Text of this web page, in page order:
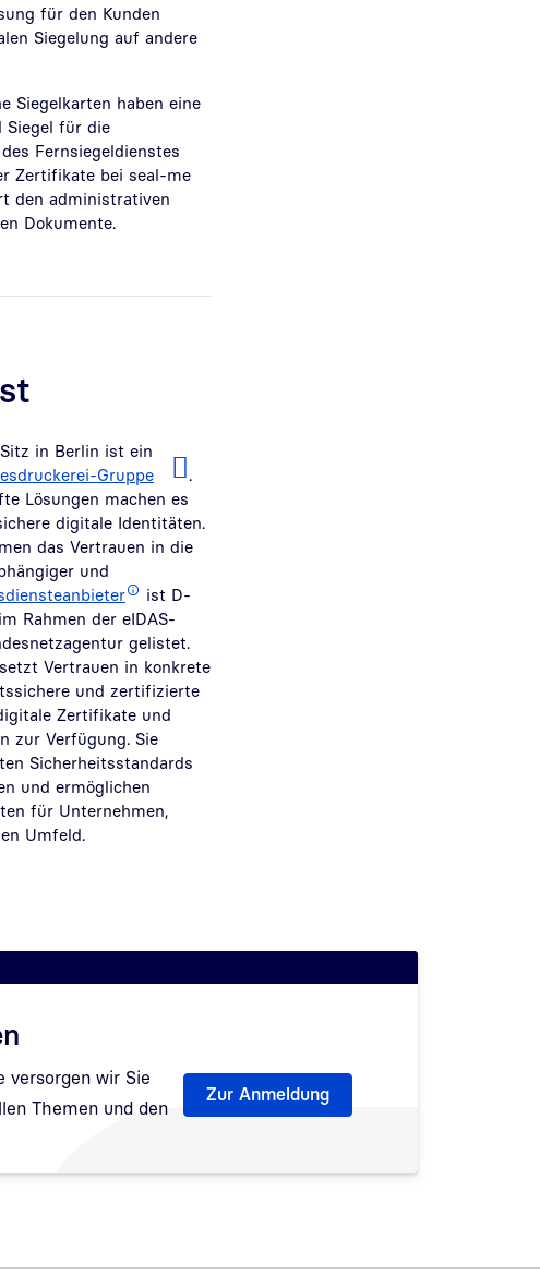
für den Kunden
Siegelung auf andere
Siegelkarten haben eine
Siegel für die
Fernsiegeldienstes
Zertifikate bei seal-me
den administrativen
Dokumente.
in Berlin ist ein
Gruppe
.
Lösungen machen es
digitale Identitäten.
das Vertrauen in die
und
ist D-
Rahmen der eIDAS-
gelistet.
Vertrauen in konkrete
und zertifizierte
Zertifikate und
zur Verfügung. Sie
Sicherheitsstandards
und ermöglichen
für Unternehmen,
Umfeld.
versorgen wir Sie
Themen und den
Zur Anmeldung